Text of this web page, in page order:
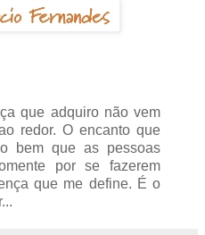
que adquiro não vem
redor. O encanto que
bem que as pessoas
por se fazerem
que me define. É o